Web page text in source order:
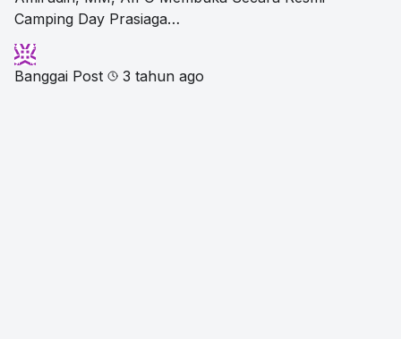
Camping Day Prasiaga…
Banggai Post 3 tahun ago